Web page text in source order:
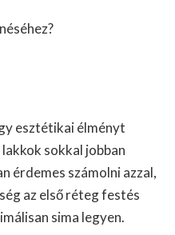
esztétikai élményt
sokkal jobban
érdemes számolni azzal,
az első réteg festés
sima legyen.